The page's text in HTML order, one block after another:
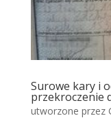
Surowe kary i
przekroczenie
utworzone przez